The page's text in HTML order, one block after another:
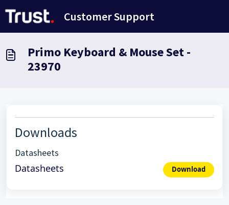
Customer Support
Primo Keyboard & Mouse Set -
23970
Downloads
Datasheets
Datasheets Download